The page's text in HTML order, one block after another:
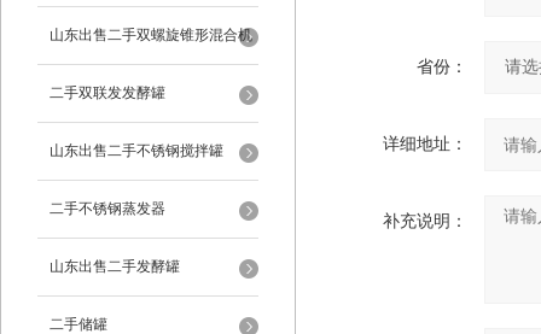
山东出售二手双螺旋锥形混合机
二手双联发发酵罐
山东出售二手不锈钢搅拌罐
二手不锈钢蒸发器
山东出售二手发酵罐
二手储罐
省份：
详细地址：
补充说明：